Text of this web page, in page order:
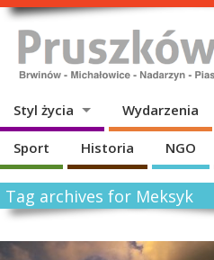
Styl życia Wydarzenia
Sport Historia NGO
Tag archives for Meksyk